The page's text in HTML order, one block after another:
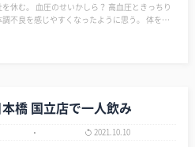
休む。 血圧のせいかしら？ 高血圧ときっちり
良を感じやすくなったように思う。 体を休
橋 国立店で一人飲み
2021.10.10